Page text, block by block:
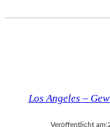
Los Angeles –
Veröffentlicht am: